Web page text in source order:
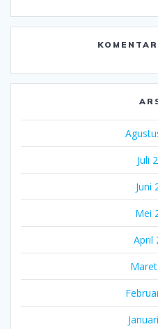
Juli
Juni
Mei
April